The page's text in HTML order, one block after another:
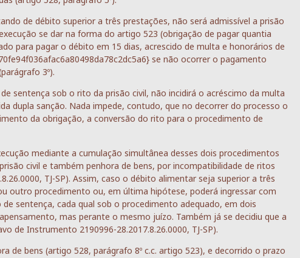
de débito superior a três prestações, não será admissível a prisão
se dar na forma do artigo 523 (obrigação de pagar quantia
para pagar o débito em 15 dias, acrescido de multa e honorários de
se não ocorrer o pagamento
3º).
sentença sob o rito da prisão civil, não incidirá o acréscimo da multa
dupla sanção. Nada impede, contudo, que no decorrer do processo o
da obrigação, a conversão do rito para o procedimento de
mediante a cumulação simultânea desses dois procedimentos
civil e também penhora de bens, por incompatibilidade de ritos
TJ-SP). Assim, caso o débito alimentar seja superior a três
outro procedimento ou, em última hipótese, poderá ingressar com
sentença, cada qual sob o procedimento adequado, em dois
mas perante o mesmo juízo. Também já se decidiu que a
de Instrumento 2190996-28.2017.8.26.0000, TJ-SP).
de bens (artigo 528, parágrafo 8º c.c. artigo 523), e decorrido o prazo